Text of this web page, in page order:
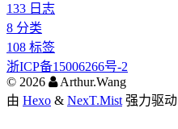
133 日志
8 分类
108 标签
浙ICP备15006266号-2
© 2026
Arthur.Wang
由 Hexo & NexT.Mist 强力驱动